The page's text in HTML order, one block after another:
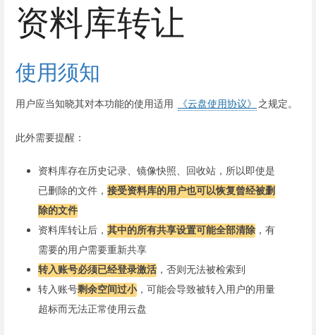
资料库转让
使用须知
用户应当知晓其对本功能的使用适用 《云盘使用协议》 之规定。
此外需要提醒：
资料库存在历史记录、镜像快照、回收站，所以即使是
已删除的文件， 接受资料库的用户也可以恢复曾经被删
除的文件
资料库转让后， 其中的所有共享设置可能全部清除 ，有
需要的用户需要重新共享
转入账号必须已经登录激活 ，否则无法被检索到
转入账号剩余空间过小，可能会导致被转入用户的用量
超标而无法正常使用云盘